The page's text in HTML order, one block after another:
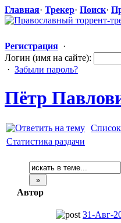
Главная· Трекер· Поиск·
Регистрация ·
Логин (имя на сайте):
· Забыли пароль?
Пётр
Статистика раздачи
Автор
31-Авг-